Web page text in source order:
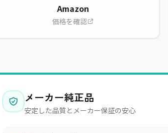
Amazon
価格を確認
メーカー純正品
安定した品質とメーカー保証の安心